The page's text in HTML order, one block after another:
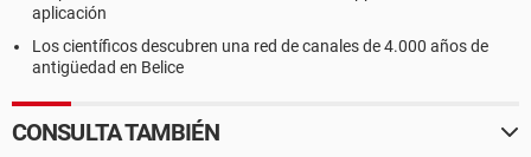
aplicación
Los científicos descubren una red de canales de 4.000 años de
antigüedad en Belice
CONSULTA TAMBIÉN